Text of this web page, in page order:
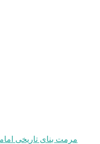
مرمت بنای تاریخی